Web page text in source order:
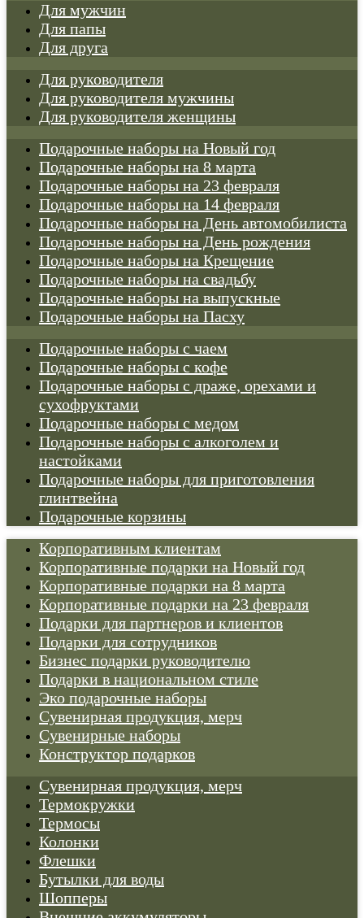
Для мужчин
Для папы
Для друга
Для руководителя
Для руководителя мужчины
Для руководителя женщины
Подарочные наборы на Новый год
Подарочные наборы на 8 марта
Подарочные наборы на 23 февраля
Подарочные наборы на 14 февраля
Подарочные наборы на День автомобилиста
Подарочные наборы на День рождения
Подарочные наборы на Крещение
Подарочные наборы на свадьбу
Подарочные наборы на выпускные
Подарочные наборы на Пасху
Подарочные наборы с чаем
Подарочные наборы с кофе
Подарочные наборы с драже, орехами и
сухофруктами
Подарочные наборы с медом
Подарочные наборы с алкоголем и
настойками
Подарочные наборы для приготовления
глинтвейна
Подарочные корзины
Корпоративным клиентам
Корпоративные подарки на Новый год
Корпоративные подарки на 8 марта
Корпоративные подарки на 23 февраля
Подарки для партнеров и клиентов
Подарки для сотрудников
Бизнес подарки руководителю
Подарки в национальном стиле
Эко подарочные наборы
Cувенирная продукция, мерч
Сувенирные наборы
Конструктор подарков
Cувенирная продукция, мерч
Термокружки
Термосы
Колонки
Флешки
Бутылки для воды
Шопперы